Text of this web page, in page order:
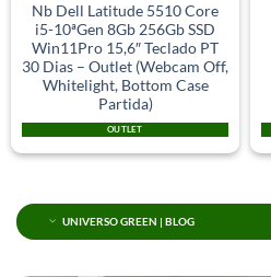
Nb Dell Latitude 5510 Core
i5-10ªGen 8Gb 256Gb SSD
Win11Pro 15,6″ Teclado PT
30 Dias – Outlet (Webcam Off,
Whitelight, Bottom Case
Partida)
OUTLET
UNIVERSO GREEN | BLOG